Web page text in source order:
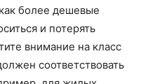
более дешевые
и потерять
внимание на класс
соответствовать